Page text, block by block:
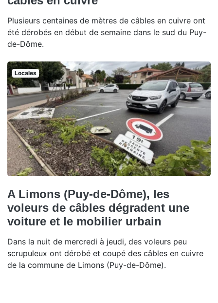
Plusieurs centaines de mètres de câbles en cuivre ont
été dérobés en début de semaine dans le sud du Puy-
de-Dôme.
Locales
A Limons (Puy-de-Dôme), les
voleurs de câbles dégradent une
voiture et le mobilier urbain
Dans la nuit de mercredi à jeudi, des voleurs peu
scrupuleux ont dérobé et coupé des câbles en cuivre
de la commune de Limons (Puy-de-Dôme).